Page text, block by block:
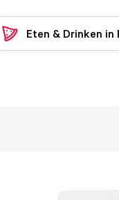
Eten & Drinken in